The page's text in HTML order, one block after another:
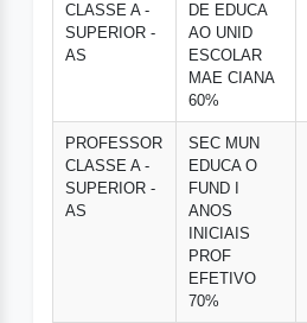
CLASSE A -
SUPERIOR -
AS
DE EDUCA
AO UNID
ESCOLAR
MAE CIANA
60%
PROFESSOR
CLASSE A -
SUPERIOR -
AS
SEC MUN
EDUCA O
FUND I
ANOS
INICIAIS
PROF
EFETIVO
70%